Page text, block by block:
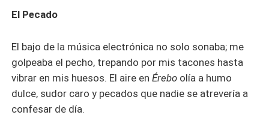
encontrarla. La distancia no es nada cuando la química lo
quema todo. ¿Me persigues? —No, Victoria. Te estoy
cazando.
El Pecado
El bajo de la música electrónica no solo sonaba; me
golpeaba el pecho, trepando por mis tacones hasta
vibrar en mis huesos. El aire enÉrebo olía a humo
dulce, sudor caro y pecados que nadie se atrevería a
confesar de día.